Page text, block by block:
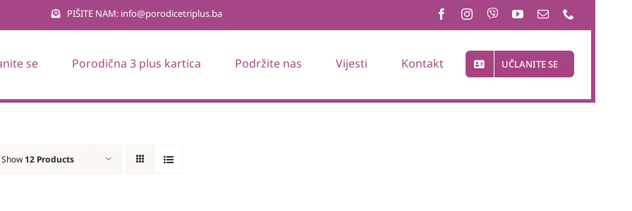
PIŠITE NAM: info@porodicetriplus.ba
se Porodična 3 plus kartica Podržite nas Vijesti Kontakt UČLANITE SE
Show 12 Products